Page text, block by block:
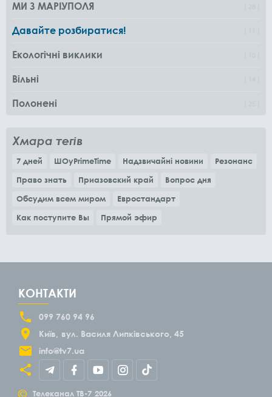
МИ З МАРІУПОЛЯ
Давайте розбиратися!
Екологічні виклики
Вільні
Полонені
Хмара тегів
7 дней ШОуPrimeTime Надзвичайні новини
Резонанс
Право знать
Приазовский край
Вопрос дня
Обсудим всем миром
Евростандарт
Как поступите Вы
Прямой эфир
КОНТАКТИ
099 760 94 96
Київ
вул. Василя Липківського, 45
info@tv7.ua
© Телеканал ТВ-7 2026